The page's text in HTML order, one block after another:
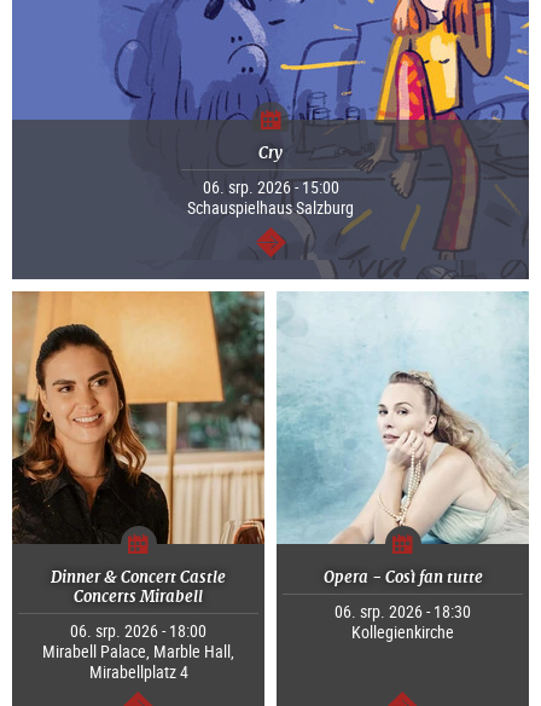
Cry
06. srp. 2026 - 15:00
Schauspielhaus Salzburg
continue
Dinner & Concert Castle
Concerts Mirabell
06. srp. 2026 - 18:00
Mirabell Palace, Marble Hall,
Mirabellplatz 4
Opera - Così fan tutte
06. srp. 2026 - 18:30
Kollegienkirche